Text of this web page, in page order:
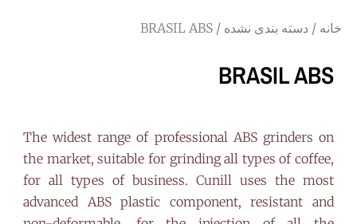
خانه / دسته بندی نشده / BRASIL ABS
BRASIL ABS
The widest range of professional ABS grinders on
the market, suitable for grinding all types of coffee,
for all types of business. Cunill uses the most
advanced ABS plastic component, resistant and